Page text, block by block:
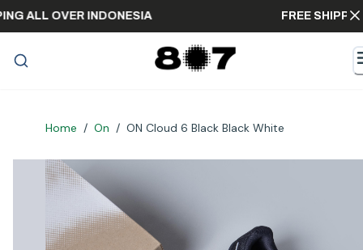
ALL OVER INDONESIA FREE
Home / On / ON Cloud 6 Black Black White